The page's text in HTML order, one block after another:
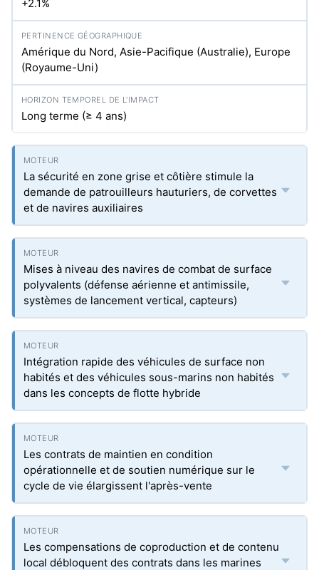
+2.1%
Amérique du Nord, Asie-Pacifique (Australie), Europe
(Royaume-Uni)
Long terme (≥ 4 ans)
La sécurité en zone grise et côtière stimule la
demande de patrouilleurs hauturiers, de corvettes
et de navires auxiliaires
Mises à niveau des navires de combat de surface
polyvalents (défense aérienne et antimissile,
systèmes de lancement vertical, capteurs)
Intégration rapide des véhicules de surface non
habités et des véhicules sous-marins non habités
dans les concepts de flotte hybride
Les contrats de maintien en condition
opérationnelle et de soutien numérique sur le
cycle de vie élargissent l'après-vente
Les compensations de coproduction et de contenu
local débloquent des contrats dans les marines